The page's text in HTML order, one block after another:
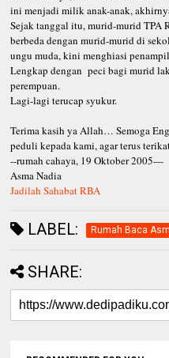
ini menjadi milik anak-anak,
Sejak tanggal itu, murid-murid
berbeda dengan murid-murid di
ungu muda, kini menghiasi
Lengkap dengan peci bagi murid
perempuan.
Lagi-lagi terucap syukur.
Terima kasih ya Allah… Semoga
peduli kepada kami, agar terus
--rumah cahaya, 19 Oktober 2005—
Asma Nadia
Jadilah Sahabat RBA
LABEL: Rumah Baca
SHARE: